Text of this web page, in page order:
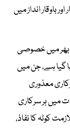
باوقار انداز میں
بھر میں خصوصی
گیا ہے، جن میں
معذوری
میں ہر سرکاری
کے لیے 5 فیصد ملازمت کوٹہ کا نفاذ،